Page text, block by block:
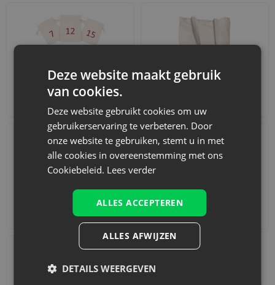
Adventskalenders
Accessoires en decoraties Sets
Deze website maakt gebruik
van cookies.
Deze website gebruikt cookies om uw
gebruikerservaring te verbeteren. Door
onze website te gebruiken, stemt u in met
alle cookies in overeenstemming met ons
Cookiebeleid. Lees verder
ALLES ACCEPTEREN
ALLES AFWIJZEN
DETAILS WEERGEVEN